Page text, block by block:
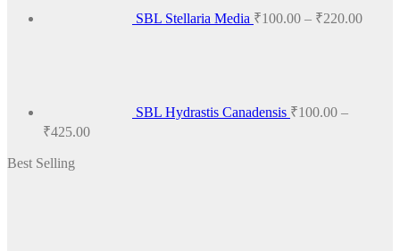
SBL Stellaria Media ₹100.00 – ₹220.00
SBL Hydrastis Canadensis ₹100.00 –
₹425.00Price
Best Selling